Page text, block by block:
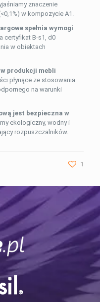
znaczenie
w kompozycie A1.
spełnia wymogi
certyfikat B-s1, d0
w obiektach
produkcji mebli
płynące ze stosowania
na warunki
jest bezpieczna w
ekologiczny, wodny i
rozpuszczalników.
1